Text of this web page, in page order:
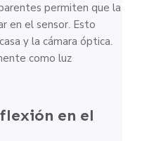
permiten que la
en el sensor. Esto
y la cámara óptica.
como luz
en el